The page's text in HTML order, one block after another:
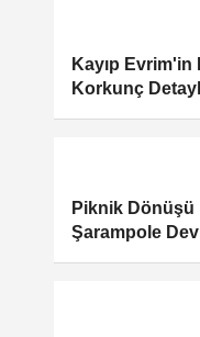
Kayıp Evrim'in
Korkunç
Piknik Dönüşü
Şarampole